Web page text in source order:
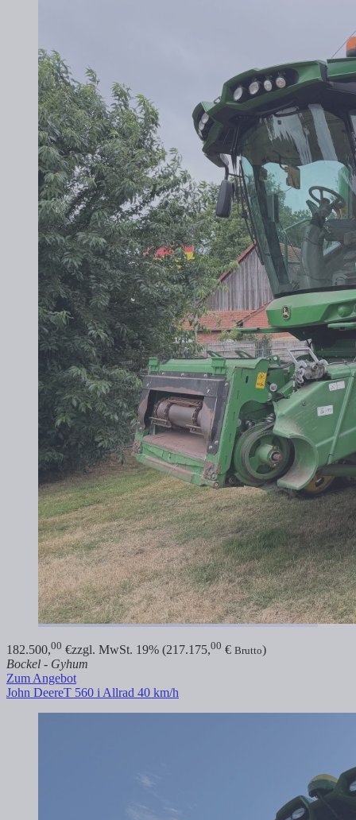
182.500,00 €zzgl. MwSt. 19% (217.175,00 € Brutto)
Bockel - Gyhum
Zum Angebot
John DeereT 560 i Allrad 40 km/h